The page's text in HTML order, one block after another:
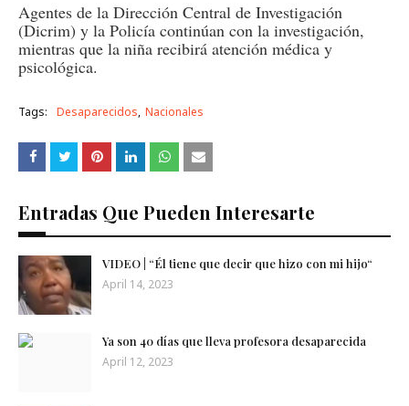
Agentes de la Dirección Central de Investigación
(Dicrim) y la Policía continúan con la investigación,
mientras que la niña recibirá atención médica y
psicológica.
Tags: Desaparecidos Nacionales
Entradas Que Pueden Interesarte
VIDEO | “Él tiene que decir que hizo con mi hijo“
April 14, 2023
Ya son 40 días que lleva profesora desaparecida
April 12, 2023